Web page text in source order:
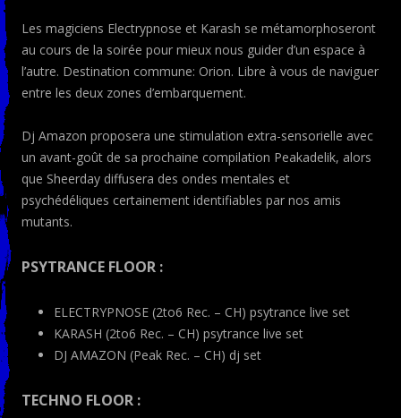
Les magiciens Electrypnose et Karash se métamorphoseront
au cours de la soirée pour mieux nous guider d’un espace à
l’autre. Destination commune: Orion. Libre à vous de naviguer
entre les deux zones d’embarquement.
Dj Amazon proposera une stimulation extra-sensorielle avec
un avant-goût de sa prochaine compilation Peakadelik, alors
que Sheerday diffusera des ondes mentales et
psychédéliques certainement identifiables par nos amis
mutants.
PSYTRANCE FLOOR :
ELECTRYPNOSE (2to6 Rec. – CH) psytrance live set
KARASH (2to6 Rec. – CH) psytrance live set
DJ AMAZON (Peak Rec. – CH) dj set
TECHNO FLOOR :